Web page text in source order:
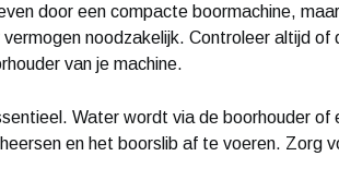
door een compacte boormachine,
noodzakelijk. Controleer altijd of
van je machine.
Water wordt via de boorhouder of
en het boorslib af te voeren. Zorg